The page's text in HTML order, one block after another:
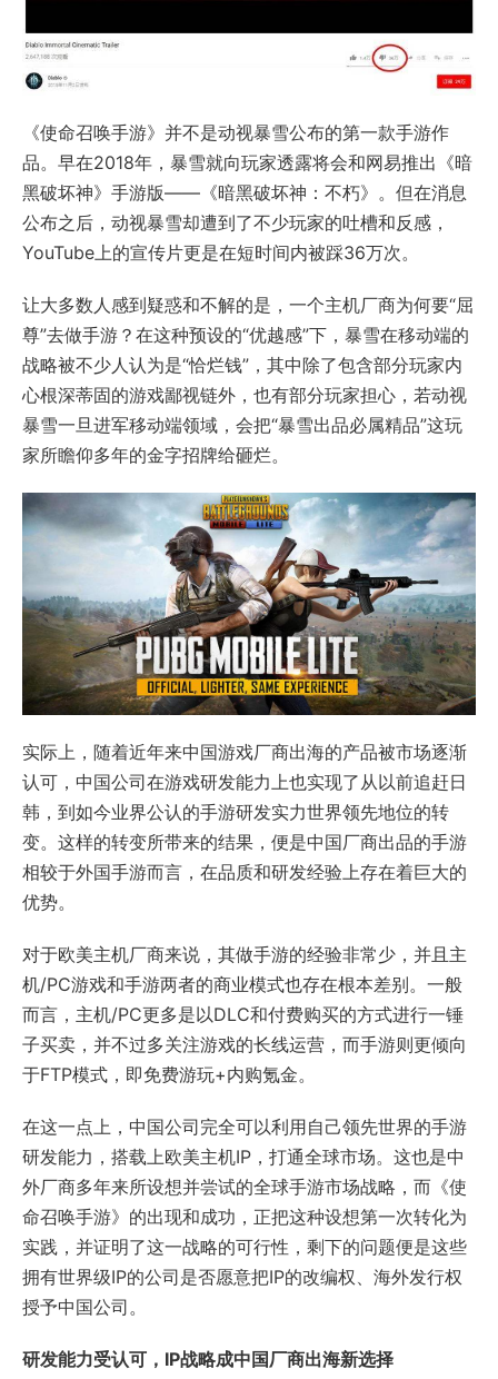
《使命召唤手游》并不是动视暴雪公布的第一款手游作
品。早在2018年，暴雪就向玩家透露将会和网易推出《暗
黑破坏神》手游版——《暗黑破坏神：不朽》。但在消息
公布之后，动视暴雪却遭到了不少玩家的吐槽和反感，
YouTube上的宣传片更是在短时间内被踩36万次。
让大多数人感到疑惑和不解的是，一个主机厂商为何要“屈
尊”去做手游？在这种预设的“优越感”下，暴雪在移动端的
战略被不少人认为是“恰烂钱”，其中除了包含部分玩家内
心根深蒂固的游戏鄙视链外，也有部分玩家担心，若动视
暴雪一旦进军移动端领域，会把“暴雪出品必属精品”这玩
家所瞻仰多年的金字招牌给砸烂。
实际上，随着近年来中国游戏厂商出海的产品被市场逐渐
认可，中国公司在游戏研发能力上也实现了从以前追赶日
韩，到如今业界公认的手游研发实力世界领先地位的转
变。这样的转变所带来的结果，便是中国厂商出品的手游
相较于外国手游而言，在品质和研发经验上存在着巨大的
优势。
对于欧美主机厂商来说，其做手游的经验非常少，并且主
机/PC游戏和手游两者的商业模式也存在根本差别。一般
而言，主机/PC更多是以DLC和付费购买的方式进行一锤
子买卖，并不过多关注游戏的长线运营，而手游则更倾向
于FTP模式，即免费游玩+内购氪金。
在这一点上，中国公司完全可以利用自己领先世界的手游
研发能力，搭载上欧美主机IP，打通全球市场。这也是中
外厂商多年来所设想并尝试的全球手游市场战略，而《使
命召唤手游》的出现和成功，正把这种设想第一次转化为
实践，并证明了这一战略的可行性，剩下的问题便是这些
拥有世界级IP的公司是否愿意把IP的改编权、海外发行权
授予中国公司。
研发能力受认可，IP战略成中国厂商出海新选择